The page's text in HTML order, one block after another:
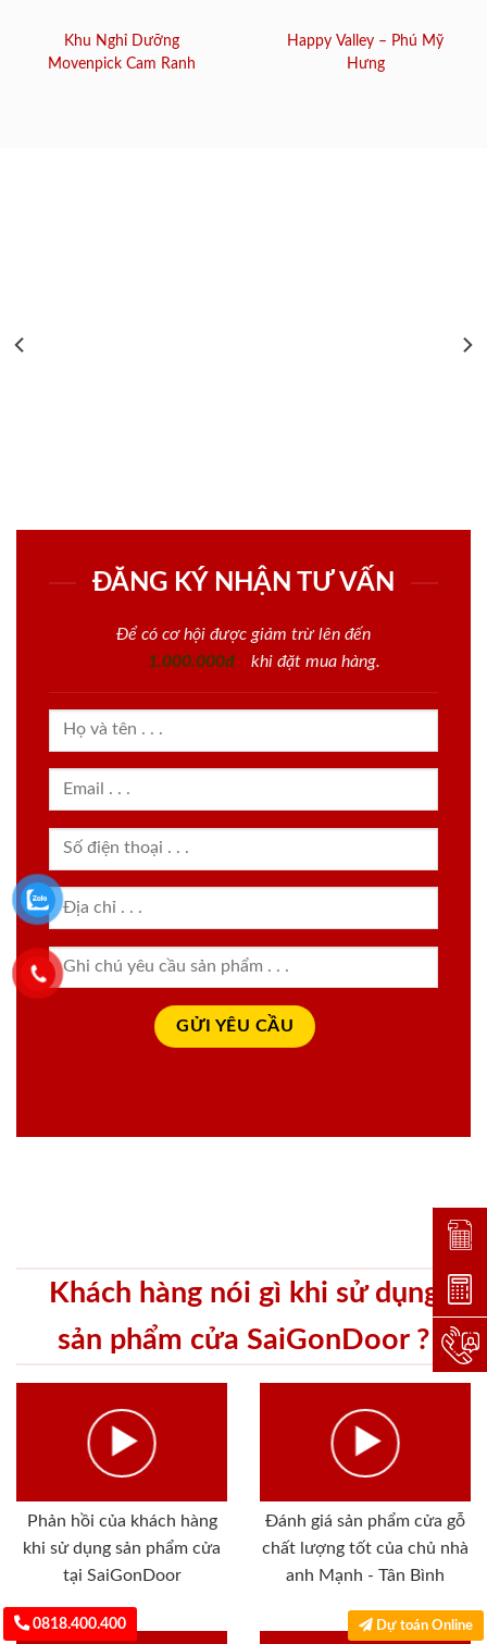
Khu Nghỉ Dưỡng
Movenpick Cam Ranh
Happy Valley – Phú Mỹ
Hưng
ĐĂNG KÝ NHẬN TƯ VẤN
Để có cơ hội được giảm trừ lên đến
1.000.000đ
khi đặt mua hàng.
Khách hàng nói gì khi sử dụng
sản phẩm cửa SaiGonDoor ?
Phản hồi của khách hàng
khi sử dụng sản phẩm cửa
tại SaiGonDoor
Đánh giá sản phẩm cửa gỗ
chất lượng tốt của chủ nhà
anh Mạnh - Tân Bình
0818.400.400 Dự toán Online
Đặt
Dự